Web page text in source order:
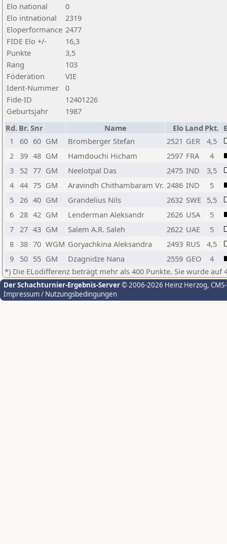
Elo national
0
Elo intnational
2319
Eloperformance 2477
FIDE Elo +/-
16,3
Punkte
3,5
Rang
103
Föderation
VIE
Ident-Nummer
0
Fide-ID
12401226
Geburtsjahr
1987
Rd. Br.Snr Name Elo Land Pkt.
1
60 60 GM Bromberger Stefan 2521 GER
4,5
2
39 48 GM Hamdouchi Hicham 2597 FRA
4
3
52 77 GM Neelotpal Das 2475 IND
3,5
4
44 75 GM Aravindh Chithambaram Vr. 2486 IND
5
5
26 40 GM Grandelius Nils 2632 SWE 5,5
6
28 42 GM Lenderman Aleksandr 2626 USA
5
7
27 43 GM Salem A.R. Saleh 2622 UAE
5
8
38 70 WGM Goryachkina Aleksandra 2493 RUS
4,5
9
50 55 GM Dzagnidze Nana 2559 GEO
4
*) Die ELodifferenz beträgt mehr als 400 Punkte. Sie wurde auf
Der Schachturnier-Ergebnis-Server© 2006-2026 Heinz Herzog,
Impressum / Nutzungsbedingungen